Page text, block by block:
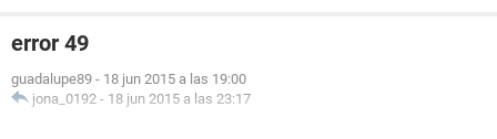
error 49
guadalupe89 - 18 jun 2015 a las 19:00
jona_0192 - 18 jun 2015 a las 23:17